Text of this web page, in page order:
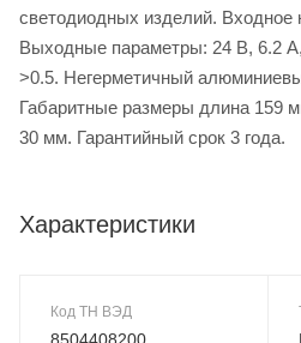
светодиодных изделий. Входное
Выходные параметры: 24 В, 6.2
>0.5. Негерметичный
Габаритные размеры длина 159
30 мм. Гарантийный срок 3 года.
Характеристики
Код ТН ВЭД